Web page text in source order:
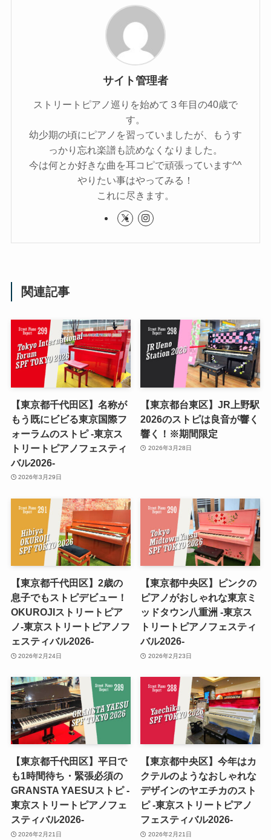
サイト管理者
ストリートピアノ巡りを始めて３年目の40歳で
す。
幼少期の頃にピアノを習っていましたが、もうす
っかり忘れ楽譜も読めなくなりました。
今は何とか好きな曲を耳コピで頑張っています^^
やりたい事はやってみる！
これに尽きます。
関連記事
【東京都千代田区】名称が
もう既にビビる東京国際フ
ォーラムのストピ -東京ス
トリートピアノフェスティ
バル2026-
2026年3月29日
【東京都台東区】JR上野駅
2026のストピは良音が響く
響く！※期間限定
2026年3月28日
【東京都千代田区】2歳の
息子でもストピデビュー！
OKUROJIストリートピア
ノ-東京ストリートピアノフ
ェスティバル2026-
2026年2月24日
【東京都中央区】ピンクの
ピアノがおしゃれな東京ミ
ッドタウン八重洲 -東京ス
トリートピアノフェスティ
バル2026-
2026年2月23日
【東京都千代田区】平日で
も1時間待ち・緊張必須の
GRANSTA YAESUストピ -
東京ストリートピアノフェ
スティバル2026-
2026年2月21日
【東京都中央区】今年はカ
クテルのようなおしゃれな
デザインのヤエチカのスト
ピ -東京ストリートピアノ
フェスティバル2026-
2026年2月21日